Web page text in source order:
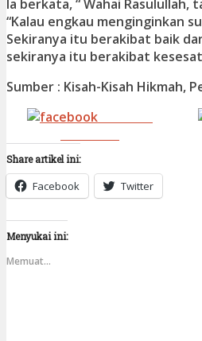
Ia berkata, “ Wahai Rasulullah,
“Kalau engkau menginginkan
Sekiranya itu berakibat baik
sekiranya itu berakibat
Sumber : Kisah-Kisah Hikmah,
Share artikel ini:
Facebook Twitter
Menyukai ini:
Memuat...